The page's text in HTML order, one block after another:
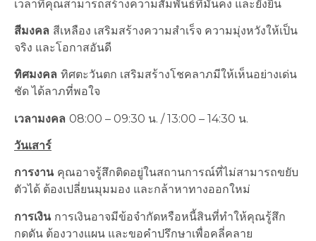
เวลาที่คุณสามารถสร้างความสัมพันธ์ที่มั่นคง และยั่งยืน
สีมงคล สีเหลือง เสริมสร้างความสำเร็จ ความมุ่งหวังให้เป็น
จริง และโอกาสอันดี
ทิศมงคล ทิศตะวันตก เสริมสร้างโชคลาภมีให้เห็นอย่างเด่น
ชัด ได้ลาภที่พอใจ
เวลามงคล 08:00 – 09:30 น. / 13:00 – 14:30 น.
วันเสาร์
การงาน คุณอาจรู้สึกติดอยู่ในสถานการณ์ที่ไม่สามารถขยับ
ตัวได้ ต้องเปลี่ยนมุมมอง และกล้าหาทางออกใหม่
การเงิน การเงินอาจมีข้อจำกัดหรือหนี้สินที่ทำให้คุณรู้สึก
กดดัน ต้องวางแผน และขอคำปรึกษาเพื่อคลี่คลาย